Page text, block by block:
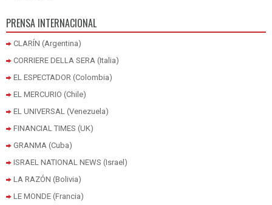
PRENSA INTERNACIONAL
CLARÍN (Argentina)
CORRIERE DELLA SERA (Italia)
EL ESPECTADOR (Colombia)
EL MERCURIO (Chile)
EL UNIVERSAL (Venezuela)
FINANCIAL TIMES (UK)
GRANMA (Cuba)
ISRAEL NATIONAL NEWS (Israel)
LA RAZÓN (Bolivia)
LE MONDE (Francia)